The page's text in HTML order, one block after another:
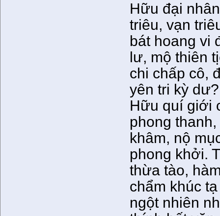
Hữu đại
triêu, vạn
bát hoang vi
lư, mộ thiên
chi chấp cô,
yên tri kỳ dư?
Hữu quí giới
phong
khâm, nộ
phong khởi.
thừa tào,
chẩm khúc
ngột nhiên